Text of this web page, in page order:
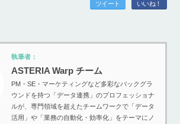
ツイート いいね！
執筆者：
ASTERIA Warp チーム
PM・SE・マーケティングなど多彩なバックグラ
ウンドを持つ「データ連携」のプロフェッショナ
ルが、専門領域を超えたチームワークで「データ
活用」や「業務の自動化・効率化」をテーマにノ